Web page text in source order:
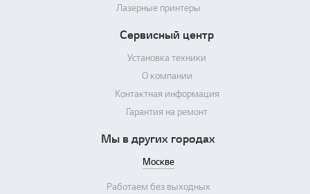
Лазерные принтеры
Сервисный центр
Установка техники
О компании
Контактная информация
Гарантия на ремонт
Мы в других городах
Москве
Работаем без выходных